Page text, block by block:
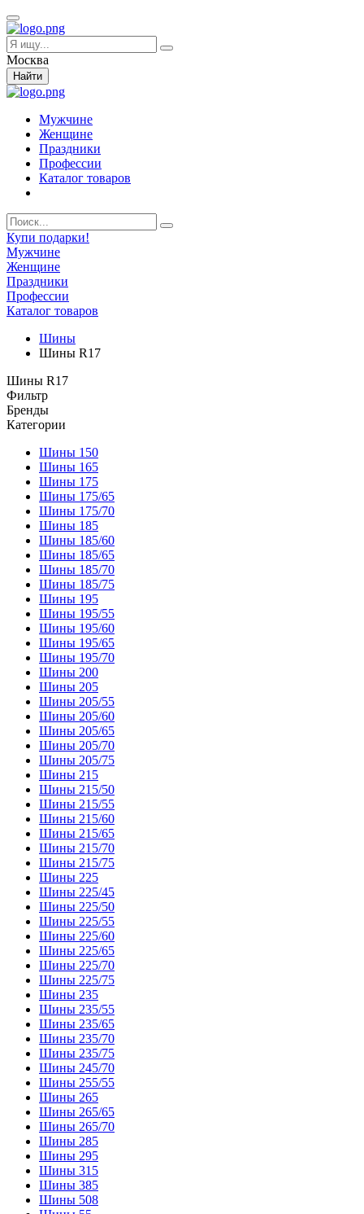
Москва
Найти
Мужчине
Женщине
Праздники
Профессии
Каталог товаров
Купи подарки!
Мужчине
Женщине
Праздники
Профессии
Каталог товаров
Шины
Шины R17
Шины R17
Фильтр
Бренды
Категории
Шины 150
Шины 165
Шины 175
Шины 175/65
Шины 175/70
Шины 185
Шины 185/60
Шины 185/65
Шины 185/70
Шины 185/75
Шины 195
Шины 195/55
Шины 195/60
Шины 195/65
Шины 195/70
Шины 200
Шины 205
Шины 205/55
Шины 205/60
Шины 205/65
Шины 205/70
Шины 205/75
Шины 215
Шины 215/50
Шины 215/55
Шины 215/60
Шины 215/65
Шины 215/70
Шины 215/75
Шины 225
Шины 225/45
Шины 225/50
Шины 225/55
Шины 225/60
Шины 225/65
Шины 225/70
Шины 225/75
Шины 235
Шины 235/55
Шины 235/65
Шины 235/70
Шины 235/75
Шины 245/70
Шины 255/55
Шины 265
Шины 265/65
Шины 265/70
Шины 285
Шины 295
Шины 315
Шины 385
Шины 508